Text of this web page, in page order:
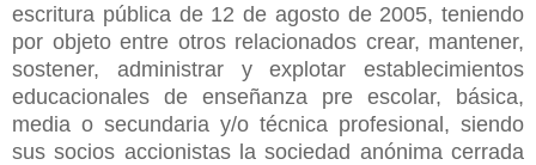
escritura pública de 12 de agosto de 2005, teniendo
por objeto entre otros relacionados crear, mantener,
sostener, administrar y explotar establecimientos
educacionales de enseñanza pre escolar, básica,
media o secundaria y/o técnica profesional, siendo
sus socios accionistas la sociedad anónima cerrada